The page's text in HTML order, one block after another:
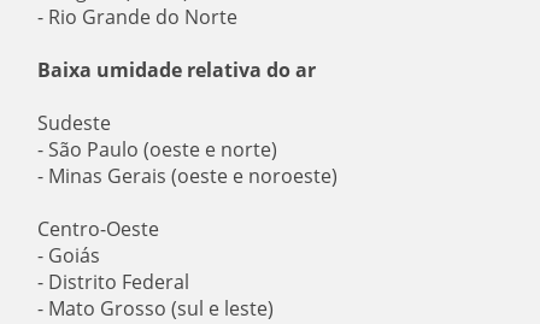
- Rio Grande do Norte
Baixa umidade relativa do ar
Sudeste
- São Paulo (oeste e norte)
- Minas Gerais (oeste e noroeste)
Centro-Oeste
- Goiás
- Distrito Federal
- Mato Grosso (sul e leste)